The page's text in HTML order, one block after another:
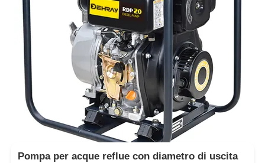
Pompa per acque reflue con diametro di uscita